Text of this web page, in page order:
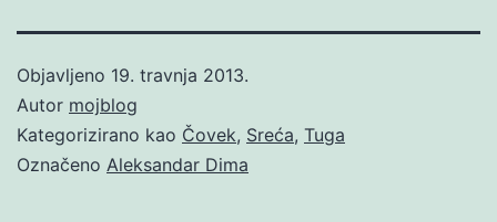
Objavljeno 19. travnja 2013.
Autor mojblog
Kategorizirano kao Čovek, Sreća, Tuga
Označeno Aleksandar Dima